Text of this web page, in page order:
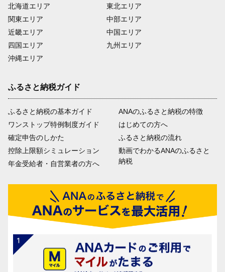
北海道エリア
関東エリア
近畿エリア
四国エリア
沖縄エリア
東北エリア
中部エリア
中国エリア
九州エリア
ふるさと納税ガイド
ふるさと納税の基本ガイド
ワンストップ特例制度ガイド
確定申告のしかた
控除上限額シミュレーション
年金受給者・自営業者の方へ
ANAのふるさと納税の特徴
はじめての方へ
ふるさと納税の流れ
動画でわかるANAのふるさと
納税